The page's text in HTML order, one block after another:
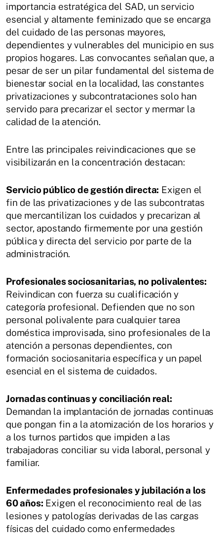
importancia estratégica del SAD, un servicio
esencial y altamente feminizado que se encarga
del cuidado de las personas mayores,
dependientes y vulnerables del municipio en sus
propios hogares. Las convocantes señalan que, a
pesar de ser un pilar fundamental del sistema de
bienestar social en la localidad, las constantes
privatizaciones y subcontrataciones solo han
servido para precarizar el sector y mermar la
calidad de la atención.
Entre las principales reivindicaciones que se
visibilizarán en la concentración destacan:
Servicio público de gestión directa: Exigen el
fin de las privatizaciones y de las subcontratas
que mercantilizan los cuidados y precarizan al
sector, apostando firmemente por una gestión
pública y directa del servicio por parte de la
administración.
Profesionales sociosanitarias, no polivalentes:
Reivindican con fuerza su cualificación y
categoría profesional. Defienden que no son
personal polivalente para cualquier tarea
doméstica improvisada, sino profesionales de la
atención a personas dependientes, con
formación sociosanitaria específica y un papel
esencial en el sistema de cuidados.
Jornadas continuas y conciliación real:
Demandan la implantación de jornadas continuas
que pongan fin a la atomización de los horarios y
a los turnos partidos que impiden a las
trabajadoras conciliar su vida laboral, personal y
familiar.
Enfermedades profesionales y jubilación a los
60 años: Exigen el reconocimiento real de las
lesiones y patologías derivadas de las cargas
físicas del cuidado como enfermedades